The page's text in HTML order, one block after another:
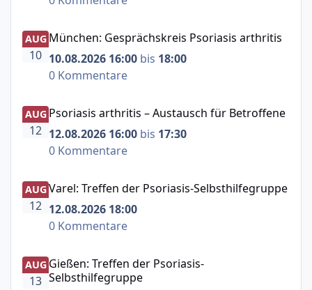
München: Gesprächskreis Psoriasis arthritis
AUG
10
München: Gesprächskreis Psoriasis arthritis
10.08.2026 16:00 bis 18:00
0 Kommentare
Psoriasis arthritis – Austausch für Betroffene
AUG
12
Psoriasis arthritis – Austausch für Betroffene
12.08.2026 16:00 bis 17:30
0 Kommentare
Varel: Treffen der Psoriasis-Selbsthilfegruppe
AUG
12
Varel: Treffen der Psoriasis-Selbsthilfegruppe
12.08.2026 18:00
0 Kommentare
Gießen: Treffen der Psoriasis-Selbsthilfegruppe
AUG
13
Gießen: Treffen der Psoriasis-
Selbsthilfegruppe